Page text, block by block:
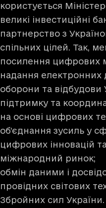
користується
великі інвестиційні
партнерство з
спільних цілей. Так,
посилення цифрових
надання електронних
оборони та відбудови
підтримку та
на основі цифрових
об’єднання зусиль у
цифрових інновацій
міжнародний ринок;
обмін даними і
провідних світових
Збройних сил України.